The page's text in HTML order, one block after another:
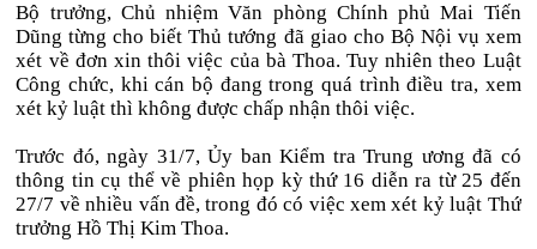
Bộ trưởng, Chủ nhiệm Văn phòng Chính phủ Mai Tiến
Dũng từng cho biết Thủ tướng đã giao cho Bộ Nội vụ xem
xét về đơn xin thôi việc của bà Thoa. Tuy nhiên theo Luật
Công chức, khi cán bộ đang trong quá trình điều tra, xem
xét kỷ luật thì không được chấp nhận thôi việc.
Trước đó, ngày 31/7, Ủy ban Kiểm tra Trung ương đã có
thông tin cụ thể về phiên họp kỳ thứ 16 diễn ra từ 25 đến
27/7 về nhiều vấn đề, trong đó có việc xem xét kỷ luật Thứ
trưởng Hồ Thị Kim Thoa.